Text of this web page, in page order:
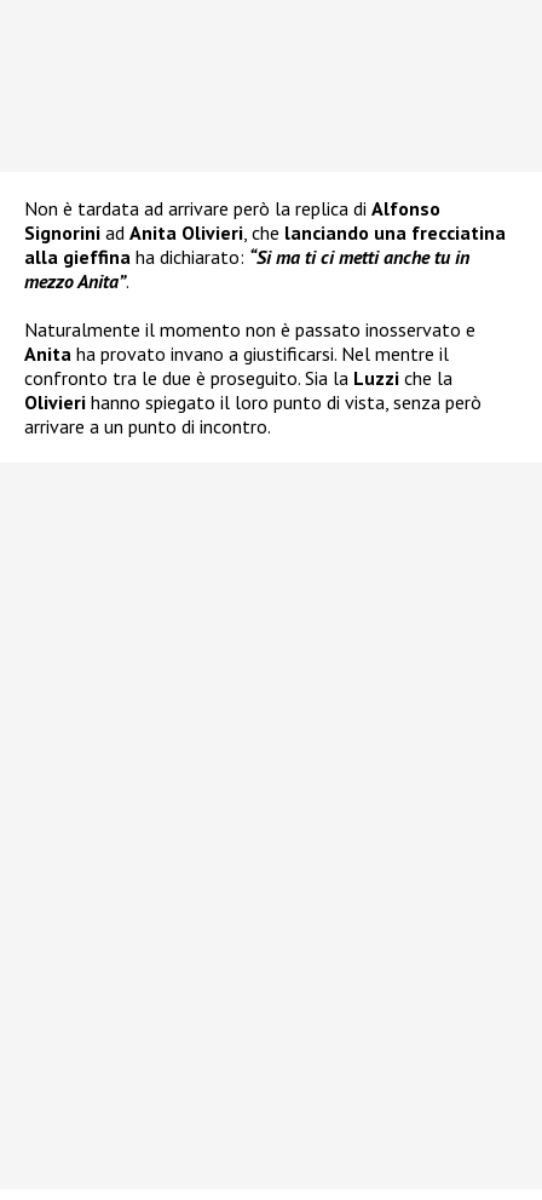
Non è tardata ad arrivare però la replica di Alfonso
Signorini ad Anita Olivieri, che lanciando una frecciatina
alla gieffina ha dichiarato: “Si ma ti ci metti anche tu in
mezzo Anita”.
Naturalmente il momento non è passato inosservato e
Anita ha provato invano a giustificarsi. Nel mentre il
confronto tra le due è proseguito. Sia la Luzzi che la
Olivieri hanno spiegato il loro punto di vista, senza però
arrivare a un punto di incontro.